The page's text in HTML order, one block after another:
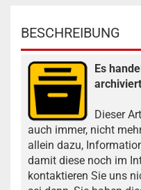
BESCHREIBUNG
Es
Dieser
auch immer, nicht
allein dazu,
damit diese noch im
kontaktieren Sie uns